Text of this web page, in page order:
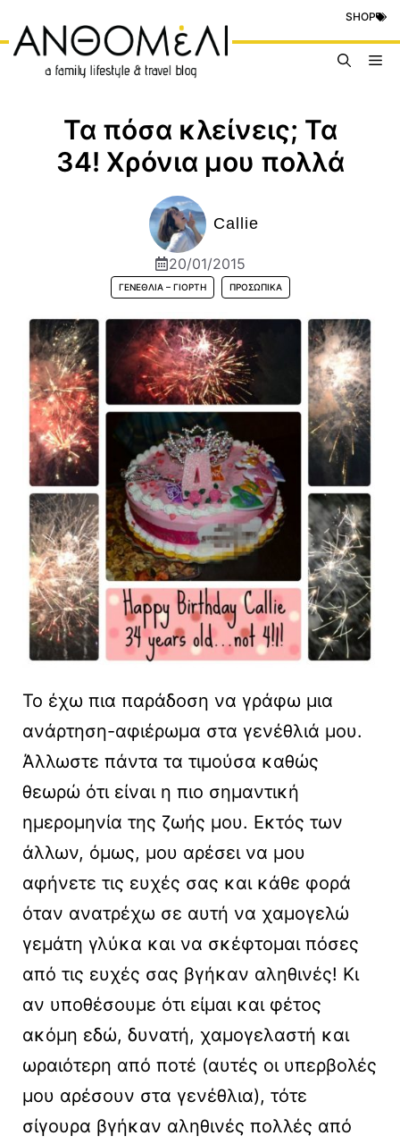
περιεχόμενο
SHOP
Τα πόσα κλείνεις; Τα
34! Χρόνια μου πολλά
Callie
20/01/2015
ΓΕΝΈΘΛΙΑ – ΓΙΟΡΤΉ ΠΡΟΣΩΠΙΚΆ
Το έχω πια παράδοση να γράφω μια
ανάρτηση-αφιέρωμα στα γενέθλιά μου.
Άλλωστε πάντα τα τιμούσα καθώς
θεωρώ ότι είναι η πιο σημαντική
ημερομηνία της ζωής μου. Εκτός των
άλλων, όμως, μου αρέσει να μου
αφήνετε τις ευχές σας και κάθε φορά
όταν ανατρέχω σε αυτή να χαμογελώ
γεμάτη γλύκα και να σκέφτομαι πόσες
από τις ευχές σας βγήκαν αληθινές! Κι
αν υποθέσουμε ότι είμαι και φέτος
ακόμη εδώ, δυνατή, χαμογελαστή και
ωραιότερη από ποτέ (αυτές οι υπερβολές
μου αρέσουν στα γενέθλια), τότε
σίγουρα βγήκαν αληθινές πολλές από